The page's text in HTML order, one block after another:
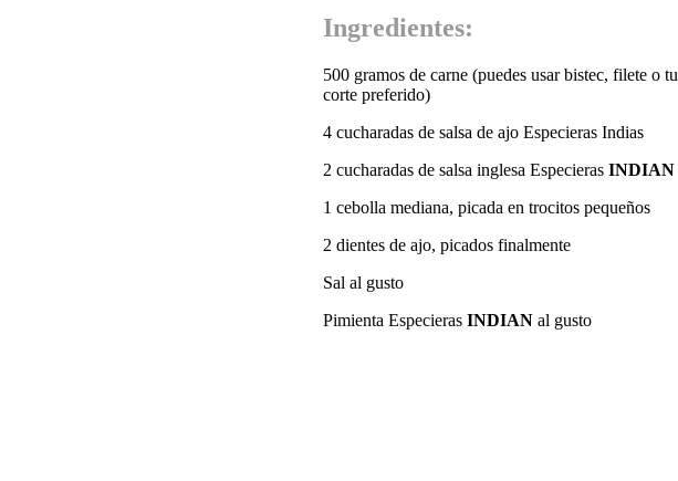
Ingredientes:
500 gramos de carne (puedes usar bistec, filete o tu
corte preferido)
4 cucharadas de salsa de ajo Especieras Indias
2 cucharadas de salsa inglesa Especieras INDIAN
1 cebolla mediana, picada en trocitos pequeños
2 dientes de ajo, picados finalmente
Sal al gusto
Pimienta Especieras INDIAN al gusto